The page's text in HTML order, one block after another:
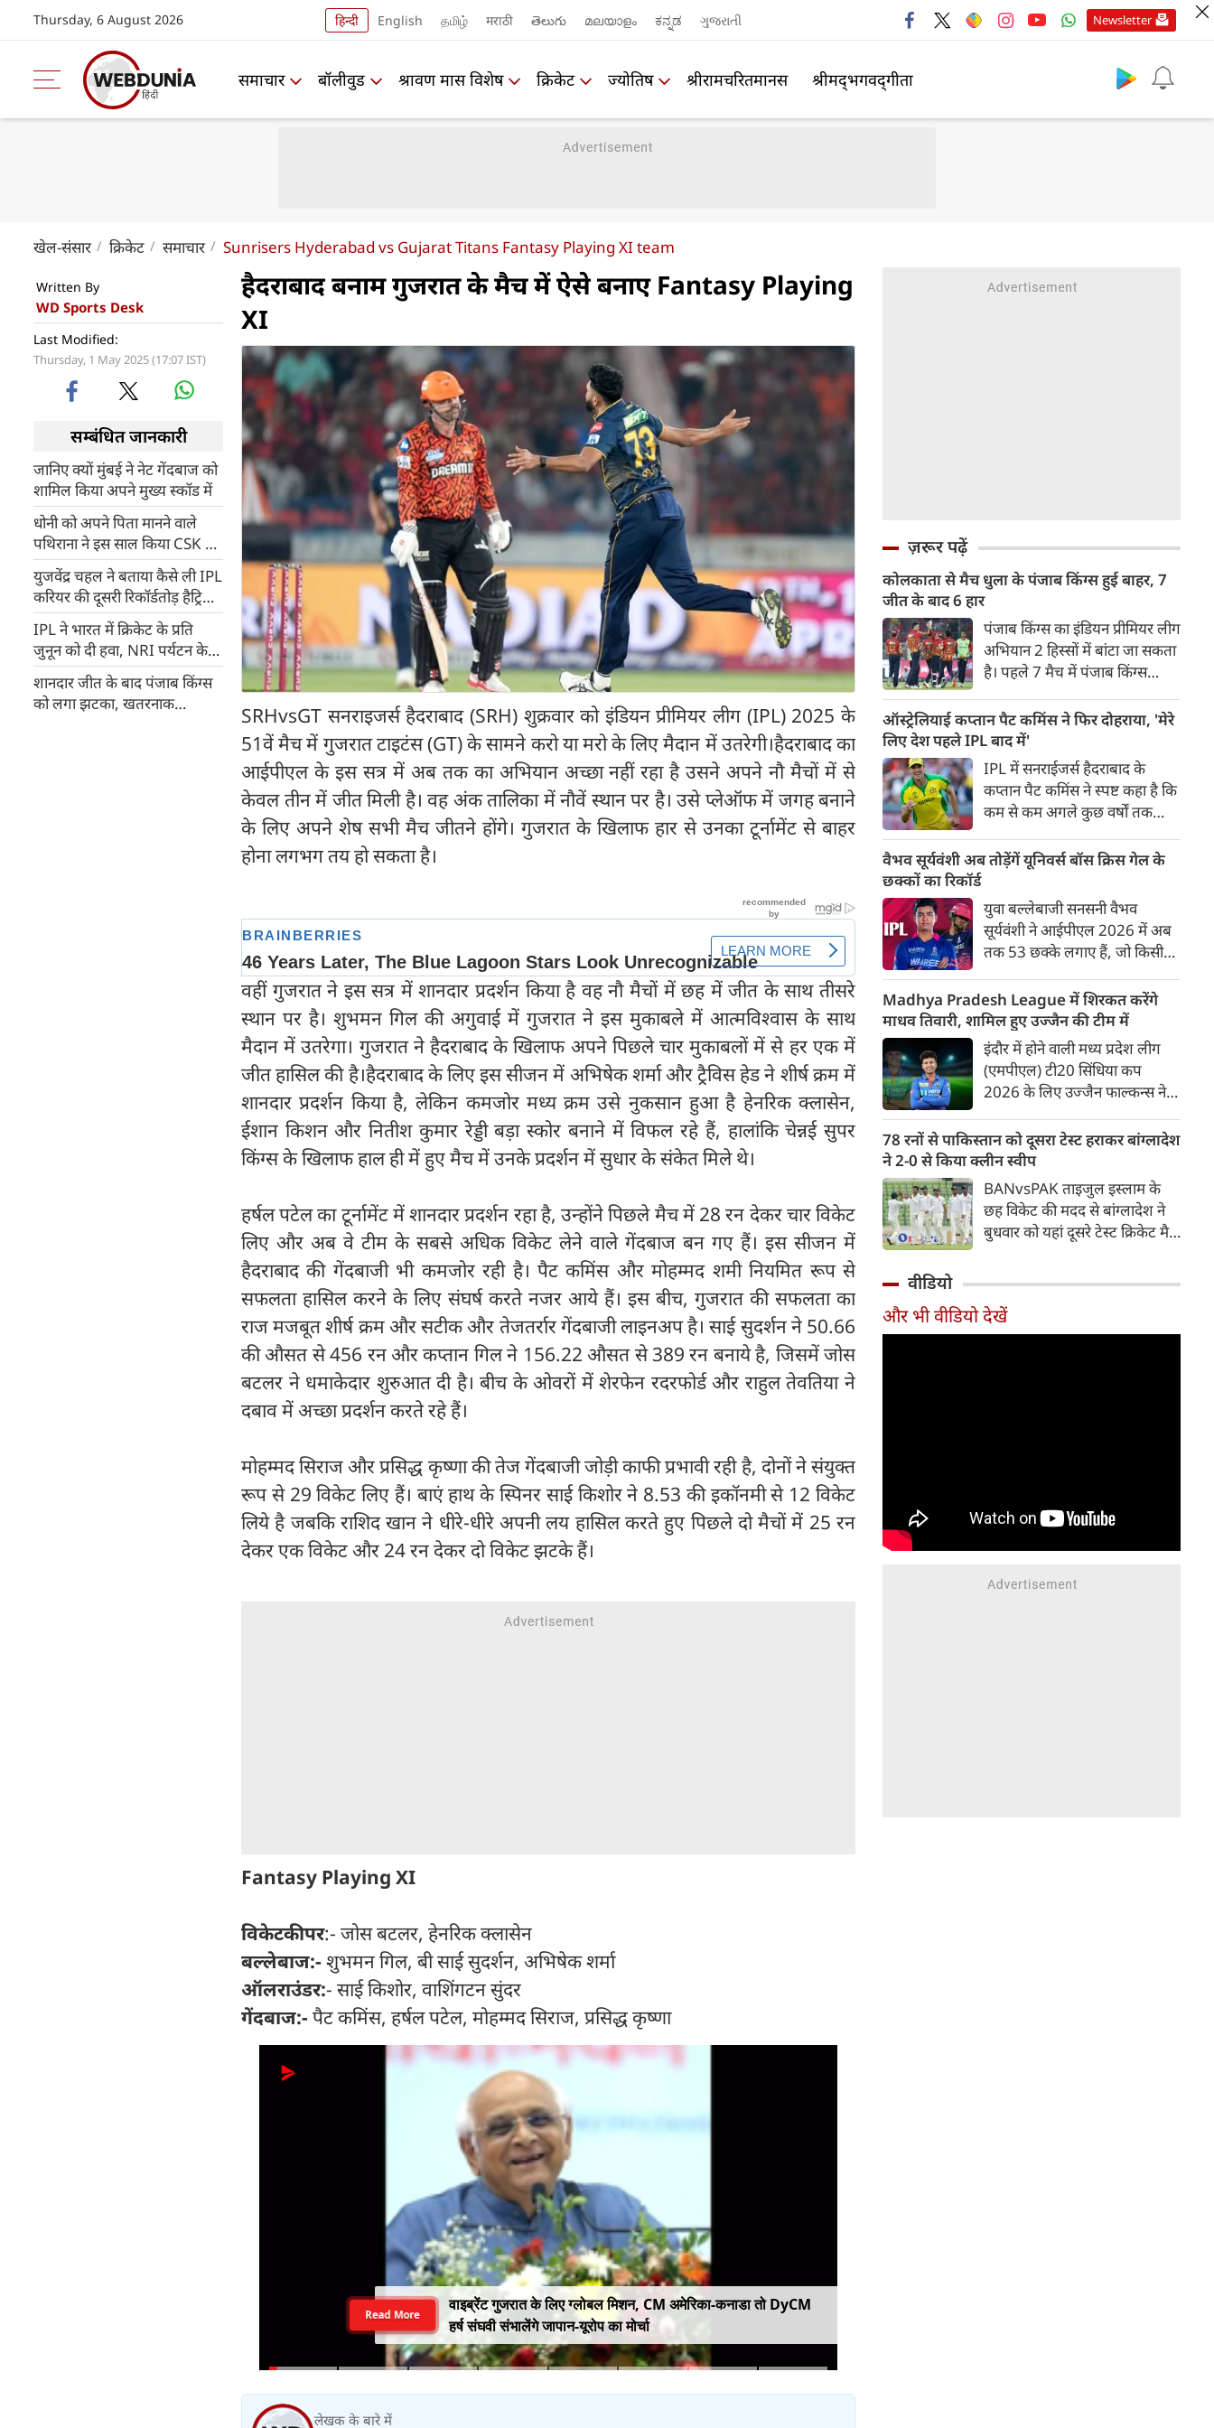
Thursday, 6 August 2026 हिन्दी English தமிழ் मराठी తెలుగు മലയാളം ಕನ್ನಡ ગુજરાતી Newsletter
समाचार बॉलीवुड श्रावण मास विशेष क्रिकेट ज्योतिष श्रीरामचरितमानस श्रीमद्‍भगवद्‍गीता
खेल-संसार क्रिकेट समाचार Sunrisers Hyderabad vs Gujarat Titans Fantasy Playing XI team
Written By
WD Sports Desk
Last Modified:
Thursday, 1 May 2025 (17:07 IST)
सम्बंधित जानकारी
जानिए क्यों मुंबई ने नेट गेंदबाज को
शामिल किया अपने मुख्य स्कॉड में
धोनी को अपने पिता मानने वाले
पथिराना ने इस साल किया CSK का
भारी नुकसान, 'बेबी मलिंगा' मिला
था नाम
युजवेंद्र चहल ने बताया कैसे ली IPL
करियर की दूसरी रिकॉर्डतोड़ हैट्रिक
(Video)
IPL ने भारत में क्रिकेट के प्रति
जुनून को दी हवा, NRI पर्यटन के
आंकड़े बढ़े
शानदार जीत के बाद पंजाब किंग्स
को लगा झटका, खतरनाक
हैदराबाद बनाम गुजरात के मैच में ऐसे बनाए Fantasy Playing
XI
SRHvsGT सनराइजर्स हैदराबाद (SRH) शुक्रवार को इंडियन प्रीमियर लीग (IPL) 2025 के
51वें मैच में गुजरात टाइटंस (GT) के सामने करो या मरो के लिए मैदान में उतरेगी।हैदराबाद का
आईपीएल के इस सत्र में अब तक का अभियान अच्छा नहीं रहा है उसने अपने नौ मैचों में से
केवल तीन में जीत मिली है। वह अंक तालिका में नौवें स्थान पर है। उसे प्लेऑफ में जगह बनाने
के लिए अपने शेष सभी मैच जीतने होंगे। गुजरात के खिलाफ हार से उनका टूर्नामेंट से बाहर
होना लगभग तय हो सकता है।
वहीं गुजरात ने इस सत्र में शानदार प्रदर्शन किया है वह नौ मैचों में छह में जीत के साथ तीसरे
स्थान पर है। शुभमन गिल की अगुवाई में गुजरात ने इस मुकाबले में आत्मविश्वास के साथ
मैदान में उतरेगा। गुजरात ने हैदराबाद के खिलाफ अपने पिछले चार मुकाबलों में से हर एक में
जीत हासिल की है।हैदराबाद के लिए इस सीजन में अभिषेक शर्मा और ट्रैविस हेड ने शीर्ष क्रम में
शानदार प्रदर्शन किया है, लेकिन कमजोर मध्य क्रम उसे नुकसान हुआ है हेनरिक क्लासेन,
ईशान किशन और नितीश कुमार रेड्डी बड़ा स्कोर बनाने में विफल रहे हैं, हालांकि चेन्नई सुपर
किंग्स के खिलाफ हाल ही में हुए मैच में उनके प्रदर्शन में सुधार के संकेत मिले थे।
हर्षल पटेल का टूर्नामेंट में शानदार प्रदर्शन रहा है, उन्होंने पिछले मैच में 28 रन देकर चार विकेट
लिए और अब वे टीम के सबसे अधिक विकेट लेने वाले गेंदबाज बन गए हैं। इस सीजन में
हैदराबाद की गेंदबाजी भी कमजोर रही है। पैट कमिंस और मोहम्मद शमी नियमित रूप से
सफलता हासिल करने के लिए संघर्ष करते नजर आये हैं। इस बीच, गुजरात की सफलता का
राज मजबूत शीर्ष क्रम और सटीक और तेजतर्रार गेंदबाजी लाइनअप है। साई सुदर्शन ने 50.66
की औसत से 456 रन और कप्तान गिल ने 156.22 औसत से 389 रन बनाये है, जिसमें जोस
बटलर ने धमाकेदार शुरुआत दी है। बीच के ओवरों में शेरफेन रदरफोर्ड और राहुल तेवतिया ने
दबाव में अच्छा प्रदर्शन करते रहे हैं।
मोहम्मद सिराज और प्रसिद्ध कृष्णा की तेज गेंदबाजी जोड़ी काफी प्रभावी रही है, दोनों ने संयुक्त
रूप से 29 विकेट लिए हैं। बाएं हाथ के स्पिनर साई किशोर ने 8.53 की इकॉनमी से 12 विकेट
लिये है जबकि राशिद खान ने धीरे-धीरे अपनी लय हासिल करते हुए पिछले दो मैचों में 25 रन
देकर एक विकेट और 24 रन देकर दो विकेट झटके हैं।
Fantasy Playing XI
विकेटकीपर:- जोस बटलर, हेनरिक क्लासेन
बल्लेबाज:- शुभमन गिल, बी साई सुदर्शन, अभिषेक शर्मा
ऑलराउंडर:- साई किशोर, वाशिंगटन सुंदर
गेंदबाज:- पैट कमिंस, हर्षल पटेल, मोहम्मद सिराज, प्रसिद्ध कृष्णा
वाइब्रेंट गुजरात के लिए ग्लोबल मिशन, CM अमेरिका-कनाडा तो DyCM
हर्ष संघवी संभालेंगे जापान-यूरोप का मोर्चा
Read More
लेखक के बारे में
ज़रूर पढ़ें
कोलकाता से मैच धुला के पंजाब किंग्स हुई बाहर, 7
जीत के बाद 6 हार
पंजाब किंग्स का इंडियन प्रीमियर लीग
अभियान 2 हिस्सों में बांटा जा सकता
है। पहले 7 मैच में पंजाब किंग्स
उसे हार का सामना करना पड़ा इसके
बाद अंतिम मैच वह जरूर जीती
लेकिन तब तक उसकी किस्मत
लखनऊ के हाथ लिखी गई थी।
ऑस्ट्रेलियाई कप्तान पैट कमिंस ने फिर दोहराया, 'मेरे
लिए देश पहले IPL बाद में'
IPL में सनराईजर्स हैदराबाद के
कप्तान पैट कमिंस ने स्पष्ट कहा है कि
कम से कम अगले कुछ वर्षों तक
प्राथमिकता होगी। यह बयान उस चर्चा
के बीच आया है, जिसमें कहा जा रहा
है कि ऑस्ट्रेलिया के कुछ बड़े खिलाड़ी
IPL से आगे बढ़कर अन्य फ्रेंचाइजी
क्रिकेट खेलने के लिए राष्ट्रीय टीम से
दूरी बना सकते हैं।
वैभव सूर्यवंशी अब तोड़ेंगें यूनिवर्स बॉस क्रिस गेल के
छक्कों का रिकॉर्ड
युवा बल्लेबाजी सनसनी वैभव
सूर्यवंशी ने आईपीएल 2026 में अब
तक 53 छक्के लगाए हैं, जो किसी
टूर्नामेंट में दूसरे सबसे ज़्यादा हैं। सबसे
ज़्यादा 59 छक्के क्रिस गेल ने
आईपीएल 2012 में लगाए थे।
सूर्यवंशी की नज़रें अब गेल के रिकॉर्ड
पर होंगी।
Madhya Pradesh League में शिरकत करेंगे
माधव तिवारी, शामिल हुए उज्जैन की टीम में
इंदौर में होने वाली मध्य प्रदेश लीग
(एमपीएल) टी20 सिंधिया कप
2026 के लिए उज्जैन फाल्कन्स ने
जिसमें युवा ऑलराउंडर माधव तिवारी
सबसे बड़े आकर्षण के रूप में
उभरकर सामने आए हैं। इंडियन
प्रीमियर लीग में दिल्ली कैपिटल्स का
हिस्सा रहे माधव तिवारी इस समय
मध्य प्रदेश के सबसे चर्चित युवा
78 रनों से पाकिस्तान को दूसरा टेस्ट हराकर बांग्लादेश
ने 2-0 से किया क्लीन स्वीप
BANvsPAK ताइजुल इस्लाम के
छह विकेट की मदद से बांग्लादेश ने
बुधवार को यहां दूसरे टेस्ट क्रिकेट मैच
का पीछा करते हुए 358 रन पर
आउट हो गई। बांग्लादेश ने पहला
वीडियो
और भी वीडियो देखें